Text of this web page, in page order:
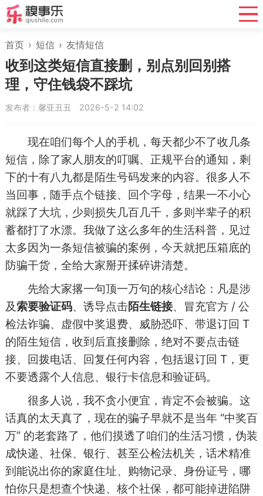
首页 › 短信 › 友情短信
收到这类短信直接删，别点别回别搭
理，守住钱袋不踩坑
发布者：馨亚丑丑 2026-5-2 14:02
现在咱们每个人的手机，每天都少不了收几条
短信，除了家人朋友的叮嘱、正规平台的通知，剩
下的十有八九都是陌生号码发来的内容。很多人不
当回事，随手点个链接、回个字母，结果一不小心
就踩了大坑，少则损失几百几千，多则半辈子的积
蓄都打了水漂。我做了这么多年的生活科普，见过
太多因为一条短信被骗的案例，今天就把压箱底的
防骗干货，全给大家掰开揉碎讲清楚。
先给大家撂一句顶一万句的核心结论：凡是涉
及索要验证码、诱导点击陌生链接、冒充官方 / 公
检法诈骗、虚假中奖退费、威胁恐吓、带退订回 T
的陌生短信，收到后直接删除，绝对不要点击链
接、回拨电话、回复任何内容，包括退订回 T，更
不要透露个人信息、银行卡信息和验证码。
很多人说，我不贪小便宜，肯定不会被骗。这
话真的太天真了，现在的骗子早就不是当年 “中奖百
万” 的老套路了，他们摸透了咱们的生活习惯，伪装
成快递、社保、银行、甚至公检法机关，话术精准
到能说出你的家庭住址、购物记录、身份证号，哪
怕你只是想查个快递、核个社保，都可能掉进陷阱